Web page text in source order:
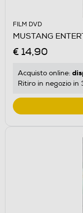
FILM DVD
MUSTANG
€ 14,90
Acquisto online:
Ritiro in negozio